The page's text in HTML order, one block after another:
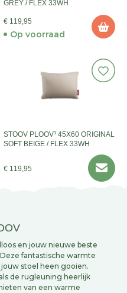
GREY / FLEX 33WH
€ 119,95
Op voorraad
STOOV PLOOV³ 45X60 ORIGINAL
SOFT BEIGE / FLEX 33WH
€ 119,95
en jouw nieuwe beste
fantastische warmte
stoel heen gooien.
de rugleuning heerlijk
van een warme